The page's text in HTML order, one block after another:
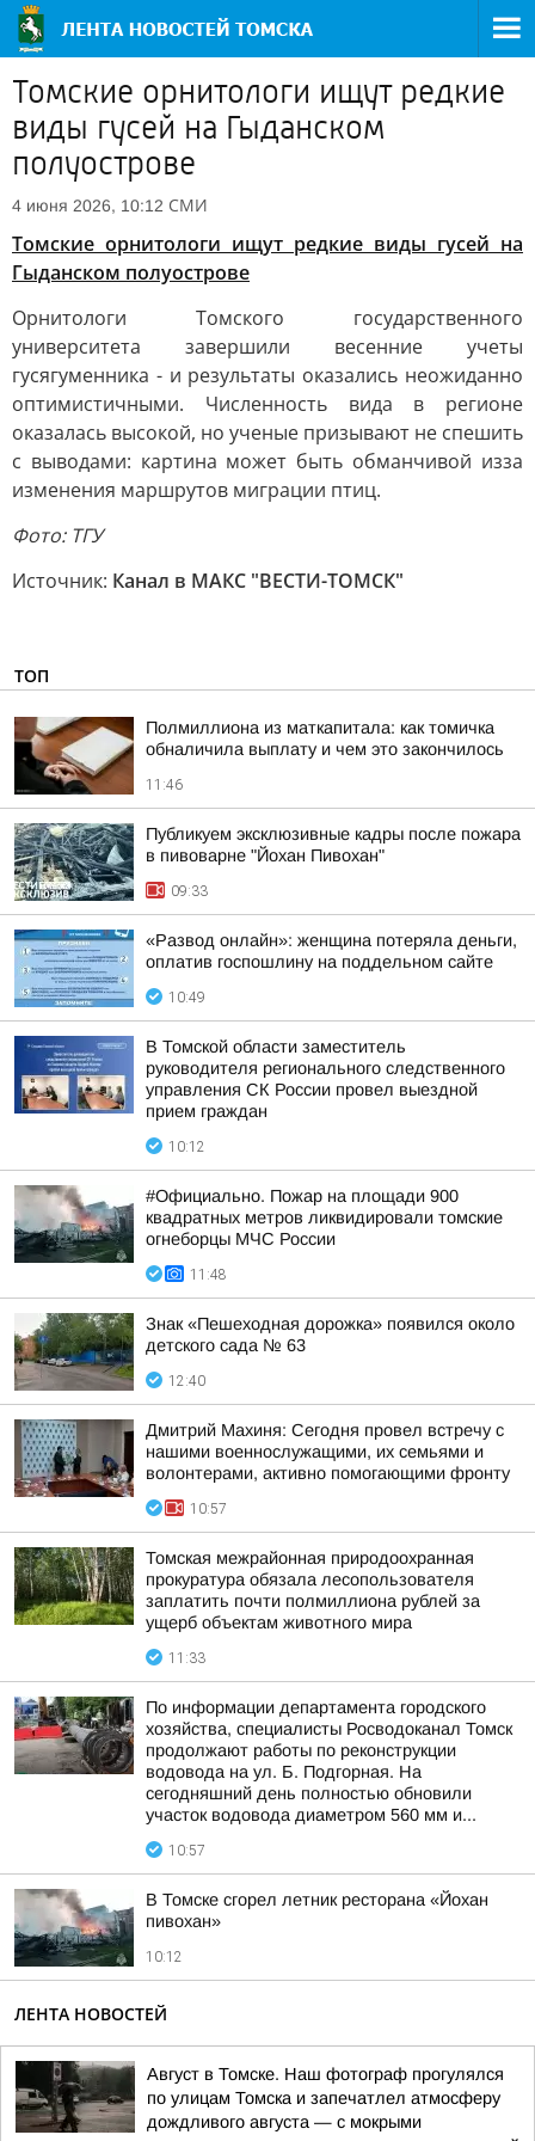
Томские орнитологи ищут редкие
виды гусей на Гыданском
полуострове
4 июня 2026, 10:12 СМИ
Томские орнитологи ищут редкие виды гусей на
Гыданском полуострове
Орнитологи Томского государственного
университета завершили весенние учеты
гусягуменника - и результаты оказались неожиданно
оптимистичными. Численность вида в регионе
оказалась высокой, но ученые призывают не спешить
с выводами: картина может быть обманчивой изза
изменения маршрутов миграции птиц.
Фото: ТГУ
Источник: Канал в МАКС "ВЕСТИ-ТОМСК"
ТОП
Полмиллиона из маткапитала: как томичка
обналичила выплату и чем это закончилось
11:46
Публикуем эксклюзивные кадры после пожара
в пивоварне "Йохан Пивохан"
09:33
«Развод онлайн»: женщина потеряла деньги,
оплатив госпошлину на поддельном сайте
10:49
В Томской области заместитель
руководителя регионального следственного
управления СК России провел выездной
прием граждан
10:12
#Официально. Пожар на площади 900
квадратных метров ликвидировали томские
огнеборцы МЧС России
11:48
Знак «Пешеходная дорожка» появился около
детского сада № 63
12:40
Дмитрий Махиня: Сегодня провел встречу с
нашими военнослужащими, их семьями и
волонтерами, активно помогающими фронту
10:57
Томская межрайонная природоохранная
прокуратура обязала лесопользователя
заплатить почти полмиллиона рублей за
ущерб объектам животного мира
11:33
По информации департамента городского
хозяйства, специалисты Росводоканал Томск
продолжают работы по реконструкции
водовода на ул. Б. Подгорная. На
сегодняшний день полностью обновили
участок водовода диаметром 560 мм и...
10:57
В Томске сгорел летник ресторана «Йохан
пивохан»
10:12
ЛЕНТА НОВОСТЕЙ
Август в Томске. Наш фотограф прогулялся
по улицам Томска и запечатлел атмосферу
дождливого августа — с мокрыми